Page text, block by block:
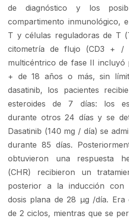
de diagnóstico y los
compartimento inmunológico,
T y células reguladoras de T
citometría de flujo (CD3 + /
multicéntrico de fase II incluyó
+ de 18 años o más, sin
dasatinib, los pacientes
esteroides de 7 días: los
durante otros 24 días y se
Dasatinib (140 mg / día) se
durante 85 días.
obtuvieron una respuesta
(CHR) recibieron un
posterior a la inducción con
dosis plana de 28 μg /día. Era
de 2 ciclos, mientras que se